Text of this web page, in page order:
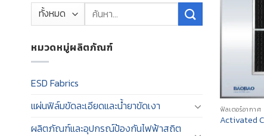
ค้นหา:
หมวดหมู่ผลิตภัณฑ์
ESD Fabrics
แผ่นฟิล์มขัดละเอียดและน้ำยาขัดเงา
ผลิตภัณฑ์และอุปกรณ์ป้องกันไฟฟ้าสถิต
ฟิลเตอร์อากาศ
Activated